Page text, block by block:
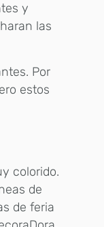
y
las
Por
estos
colorido.
de
de feria